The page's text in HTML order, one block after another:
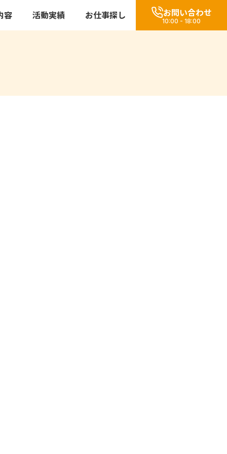
容 活動実績 お仕事探し お問い合わせ
10:00 - 18:00